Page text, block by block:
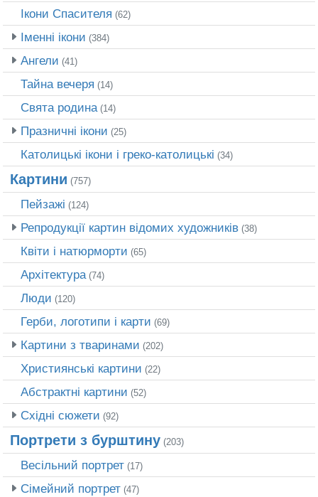
Ікони Спасителя (62)
Іменні ікони (384)
Ангели (41)
Тайна вечеря (14)
Свята родина(14)
Празничні ікони (25)
Католицькі ікони і греко-католицькі (34)
Картини (757)
Пейзажі (124)
Репродукції картин відомих художників (38)
Квіти і натюрморти (65)
Архітектура(74)
Люди (120)
Герби, логотипи і карти (69)
Картини з тваринами (202)
Християнські картини (22)
Абстрактні картини (52)
Східні сюжети (92)
Портрети з бурштину (203)
Весільний портрет (17)
Сімейний портрет (47)